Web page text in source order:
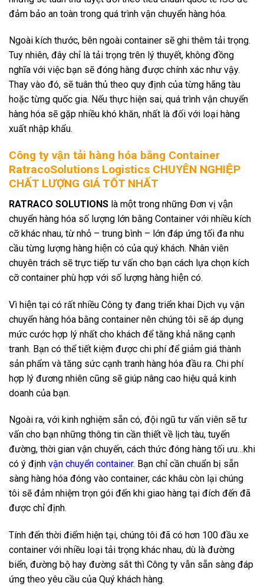
đảm bảo an toàn trong quá trình vận chuyển hàng hóa.
Ngoài kích thước, bên ngoài container sẽ ghi thêm tải trọng.
Tuy nhiên, đây chỉ là tải trọng trên lý thuyết, không đồng
nghĩa với việc bạn sẽ đóng hàng được chính xác như vậy.
Thay vào đó, sẽ tuân thủ theo quy định của từng hãng tàu
hoặc từng quốc gia. Nếu thực hiện sai, quá trình vận chuyển
hàng hóa sẽ gặp nhiều khó khăn, nhất là đối với loại hàng
xuất nhập khẩu.
Công ty vận tải hàng hóa bằng Container
RatracoSolutions Logistics CHUYÊN NGHIỆP
CHẤT LƯỢNG GIÁ TỐT NHẤT
RATRACO SOLUTIONS là một trong những Đơn vị vận
chuyển hàng hóa số lượng lớn bằng Container với nhiều kích
cỡ khác nhau, từ nhỏ – trung bình – lớn đáp ứng tối đa nhu
cầu từng lượng hàng hiện có của quý khách. Nhân viên
chuyên trách sẽ trực tiếp tư vấn cho bạn cách lựa chọn kích
cỡ container phù hợp với số lượng hàng hiện có.
Vì hiện tại có rất nhiều Công ty đang triển khai Dịch vụ vận
chuyển hàng hóa bằng container nên chúng tôi sẽ áp dụng
mức cước hợp lý nhất cho khách để tăng khả năng cạnh
tranh. Bạn có thể tiết kiệm được chi phí để giảm giá thành
sản phẩm và tăng sức cạnh tranh hàng hóa đầu ra. Chi phí
hợp lý đương nhiên cũng sẽ giúp nâng cao hiệu quả kinh
doanh của bạn.
Ngoài ra, với kinh nghiệm sẵn có, đội ngũ tư vấn viên sẽ tư
vấn cho bạn những thông tin cần thiết về lịch tàu, tuyến
đường, thời gian vận chuyến, cách thức đóng hàng tối ưu…khi
có ý định vận chuyển container. Bạn chỉ cần chuẩn bị sẵn
sàng hàng hóa đóng vào container, các khâu còn lại chúng
tôi sẽ đảm nhiệm trọn gói đến khi giao hàng tại đích đến đã
được chỉ định.
Tính đến thời điểm hiện tại, chúng tôi đã có hơn 100 đầu xe
container với nhiều loại tải trọng khác nhau, dù là đường
biển, đường bộ hay đường sắt thì Công ty vẫn sẵn sàng đáp
ứng theo yêu cầu của Quý khách hàng.